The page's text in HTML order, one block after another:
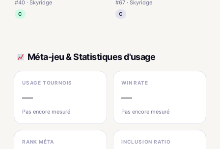
#40 · Skyridge
C
#67 · Skyridge
C
Méta-jeu & Statistiques d'usage
USAGE TOURNOIS
—
Pas encore mesuré
WIN RATE
—
Pas encore mesuré
RANK MÉTA INCLUSION RATIO